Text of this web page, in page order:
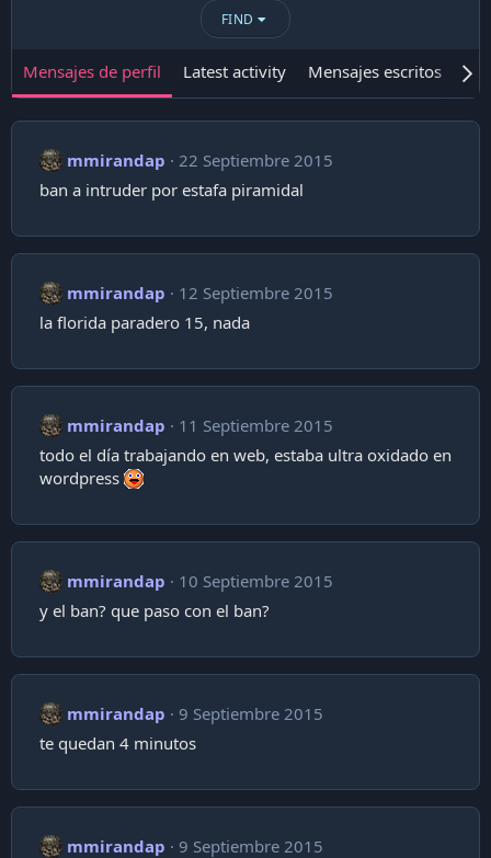
FIND
Mensajes de perfil Latest activity Mensajes escritos
mmirandap
22 Septiembre 2015
ban a intruder por estafa piramidal
mmirandap
12 Septiembre 2015
la florida paradero 15, nada
mmirandap
11 Septiembre 2015
todo el día trabajando en web, estaba ultra oxidado en
wordpress
mmirandap
10 Septiembre 2015
y el ban? que paso con el ban?
mmirandap
9 Septiembre 2015
te quedan 4 minutos
mmirandap
9 Septiembre 2015